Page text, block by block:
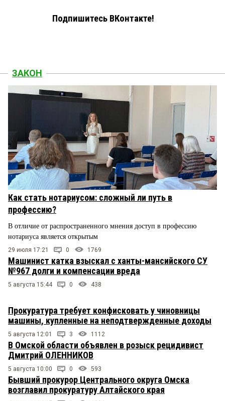
Подпишитесь ВКонтакте!
ЗАКОН
Как стать нотариусом: сложный ли путь в
профессию?
В отличие от распространенного мнения доступ в профессию
нотариуса является открытым
29 июля 17:21 0 1769
Машинист катка взыскал с ханты-мансийского СУ
№967 долги и компенсации вреда
5 августа 15:44 0 438
Прокуратура требует конфисковать у чиновницы
машины, купленные на неподтвержденные доходы
5 августа 12:01 3 1112
В Омской области объявлен в розыск рецидивист
Дмитрий ОЛЕННИКОВ
5 августа 10:00 0 593
Бывший прокурор Центрального округа Омска
возглавил прокуратуру Алтайского края